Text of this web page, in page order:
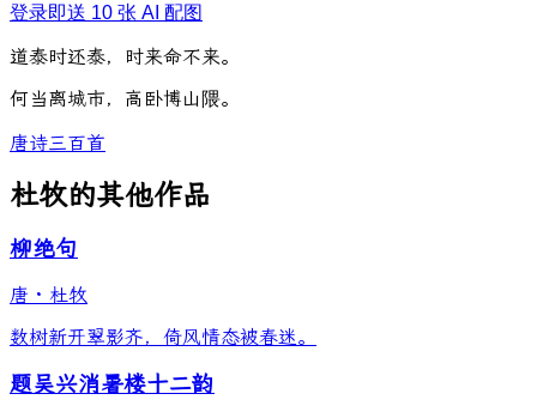
登录即送 10 张 AI 配图
道泰时还泰， 时来命不来。
何 当离城市， 高 卧博山隈。
唐诗三百首
杜牧的其他作品
柳绝句
唐 · 杜牧
数树新开翠影齐，倚风情态被春迷。
题吴兴消暑楼十二韵